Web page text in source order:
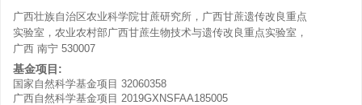
广西壮族自治区农业科学院甘蔗研究所，广西甘蔗遗传改良重点
实验室，农业农村部广西甘蔗生物技术与遗传改良重点实验室，
广西 南宁 530007
基金项目:
国家自然科学基金项目 32060358
广西自然科学基金项目 2019GXNSFAA185005